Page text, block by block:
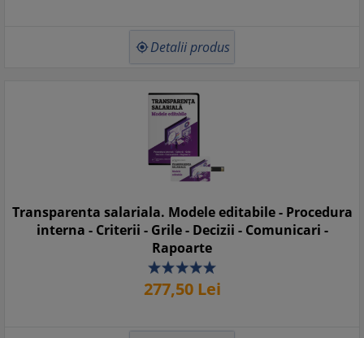
 Detalii produs
Transparenta salariala. Modele editabile - Procedura
interna - Criterii - Grile - Decizii - Comunicari -
Rapoarte
277,50Lei